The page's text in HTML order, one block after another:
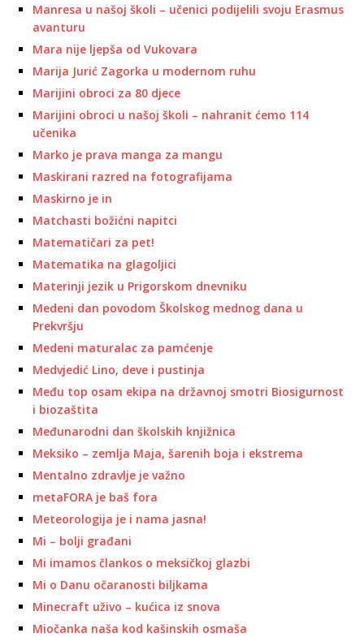
Manresa u našoj školi – učenici podijelili svoju Erasmus
avanturu
Mara nije ljepša od Vukovara
Marija Jurić Zagorka u modernom ruhu
Marijini obroci za 80 djece
Marijini obroci u našoj školi – nahranit ćemo 114
učenika
Marko je prava manga za mangu
Maskirani razred na fotografijama
Maskirno je in
Matchasti božićni napitci
Matematičari za pet!
Matematika na glagoljici
Materinji jezik u Prigorskom dnevniku
Medeni dan povodom Školskog mednog dana u
Prekvršju
Medeni maturalac za pamćenje
Medvjedić Lino, deve i pustinja
Među top osam ekipa na državnoj smotri Biosigurnost
i biozaštita
Međunarodni dan školskih knjižnica
Meksiko – zemlja Maja, šarenih boja i ekstrema
Mentalno zdravlje je važno
metaFORA je baš fora
Meteorologija je i nama jasna!
Mi – bolji građani
Mi imamos člankos o meksičkoj glazbi
Mi o Danu očaranosti biljkama
Minecraft uživo – kućica iz snova
Miočanka naša kod kašinskih osmaša